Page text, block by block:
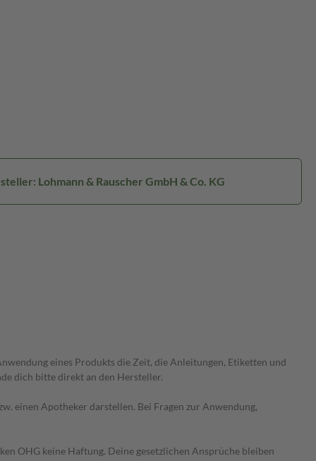
Lohmann & Rauscher GmbH & Co. KG
eines Produkts die Zeit, die Anleitungen, Etiketten und
dich bitte direkt an den Hersteller.
einen Apotheker darstellen. Bei Fragen zur Anwendung,
OHG keine Haftung. Deine gesetzlichen Ansprüche bleiben